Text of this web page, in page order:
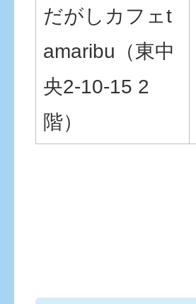
だがしカフェt
amaribu（東中
央2-10-15 2
階）